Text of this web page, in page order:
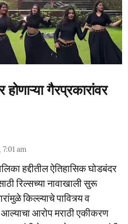
गैरप्रकारांवर
am
हद्दीतील ऐतिहासिक घोडबंदर
रिल्सच्या नावाखाली सुरू
किल्ल्याचे पावित्र्य व
आल्याचा आरोप मराठी एकीकरण